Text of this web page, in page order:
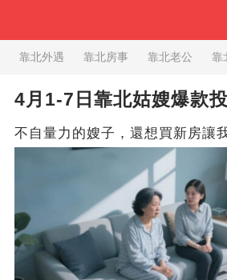
靠北外遇 靠北房事 靠北老公 靠
4月1-7日靠北姑嫂爆款
不自量力的嫂子，還想買新房讓